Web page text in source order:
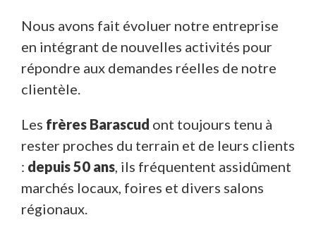
Nous avons fait évoluer notre entreprise
en intégrant de nouvelles activités pour
répondre aux demandes réelles de notre
clientèle.
Les frères Barascud ont toujours tenu à
rester proches du terrain et de leurs clients
: depuis 50 ans, ils fréquentent assidûment
marchés locaux, foires et divers salons
régionaux.